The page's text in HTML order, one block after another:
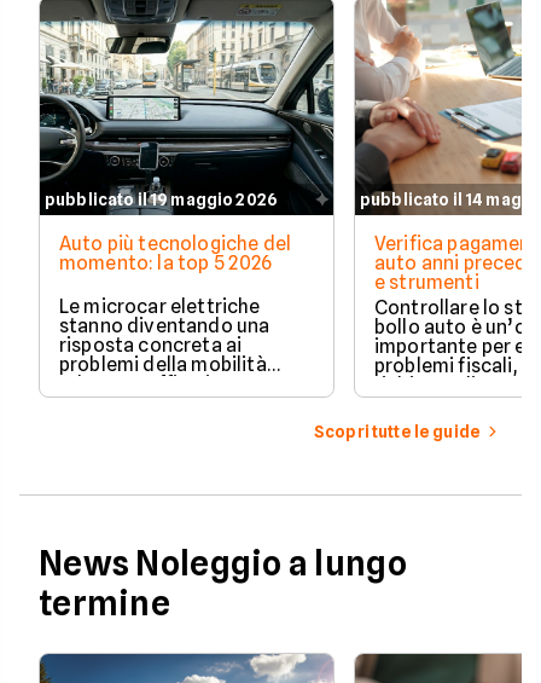
pubblicato il 19 maggio 2026
Auto più tecnologiche del
momento: la top 5 2026
Le microcar elettriche
stanno diventando una
risposta concreta ai
problemi della mobilità
urbana: traffico intenso,
parcheggi limitati e costi di
pubblicato il 14
Verifica
auto anni
e strumenti
Controllare lo
bollo auto è
importante per
problemi fiscali,
richieste di
inattese.
Scopri tutte le guide
News Noleggio a lungo
termine